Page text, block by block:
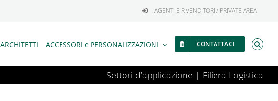
AGENTI E RIVENDITORI / PRIVATE AREA
ARCHITETTI ACCESSORI e PERSONALIZZAZIONI CONTATTACI
Settori d’applicazione | Filiera Logistica